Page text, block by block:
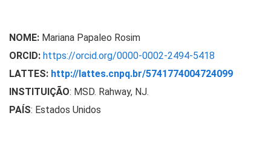
NOME: Mariana Papaleo Rosim
ORCID: https://orcid.org/0000-0002-2494-5418
LATTES: http://lattes.cnpq.br/5741774004724099
INSTITUIÇÃO: MSD. Rahway, NJ.
PAÍS: Estados Unidos